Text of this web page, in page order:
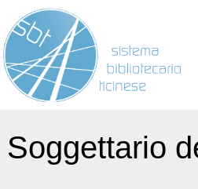
Soggettario